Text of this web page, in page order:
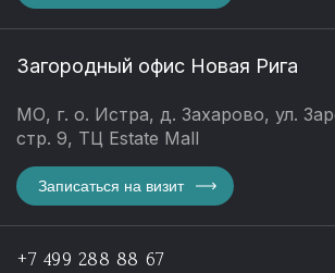
Загородный офис Новая Рига
МО, г. о. Истра, д. Захарово, ул.
стр. 9, ТЦ Estate Mall
Записаться на визит
+7 499 288 88 67